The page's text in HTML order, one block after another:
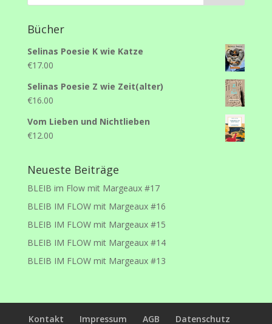
Bücher
Selinas Poesie K wie Katze
€17.00
Selinas Poesie Z wie Zeit(alter)
€16.00
Vom Lieben und Nichtlieben
€12.00
Neueste Beiträge
BLEIB im Flow mit Margeaux #17
BLEIB IM FLOW mit Margeaux #16
BLEIB IM FLOW mit Margeaux #15
BLEIB IM FLOW mit Margeaux #14
BLEIB IM FLOW mit Margeaux #13
Kontakt Impressum AGB Datenschutz